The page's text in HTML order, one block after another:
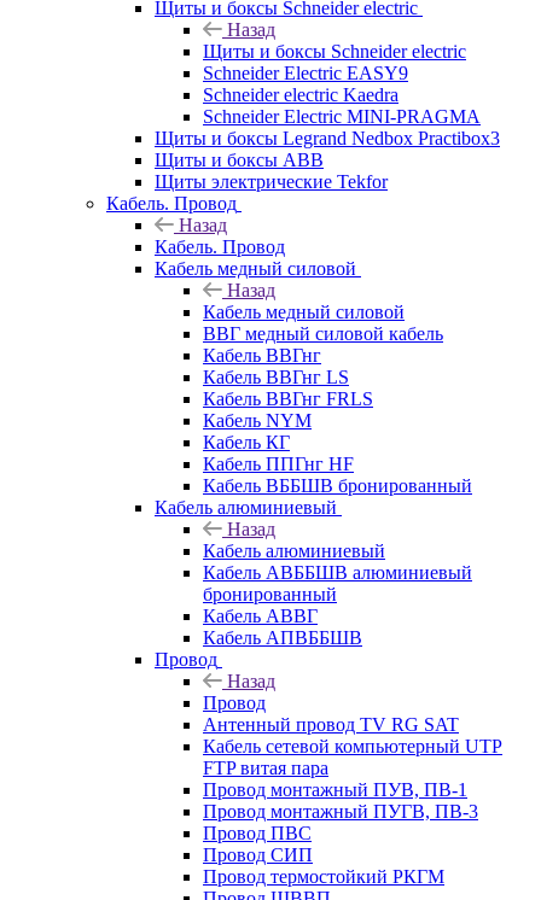
Щиты и боксы Schneider electric
Назад
Щиты и боксы Schneider electric
Schneider Electric EASY9
Schneider electric Kaedra
Schneider Electric MINI-PRAGMA
Щиты и боксы Legrand Nedbox Practibox3
Щиты и боксы ABB
Щиты электрические Tekfor
Кабель. Провод
Назад
Кабель. Провод
Кабель медный силовой
Назад
Кабель медный силовой
ВВГ медный силовой кабель
Кабель ВВГнг
Кабель ВВГнг LS
Кабель ВВГнг FRLS
Кабель NYM
Кабель КГ
Кабель ППГнг HF
Кабель ВББШВ бронированный
Кабель алюминиевый
Назад
Кабель алюминиевый
Кабель АВББШВ алюминиевый
бронированный
Кабель АВВГ
Кабель АПВББШВ
Провод
Назад
Провод
Антенный провод TV RG SAT
Кабель сетевой компьютерный UTP
FTP витая пара
Провод монтажный ПУВ, ПВ-1
Провод монтажный ПУГВ, ПВ-3
Провод ПВС
Провод СИП
Провод термостойкий РКГМ